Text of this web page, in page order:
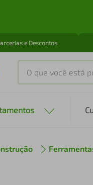
e Descontos
O que você está
2º cafeteira